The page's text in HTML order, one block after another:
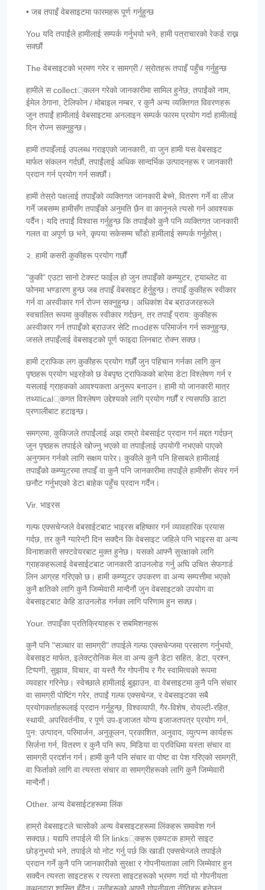
• जब तपाइँ वेबसाइटमा फारमहरू पूर्ण गर्नुहुन्छ
You यदि तपाईंले हामीलाई सम्पर्क गर्नुभयो भने, हामी पत्राचारको रेकर्ड राख्न
सक्छौं
The वेबसाइटको भ्रमण गरेर र सामग्री / स्रोतहरू तपाइँ पहुँच गर्नुहुन्छ
हामीले स collect्कलन गरेको जानकारीमा सामिल हुनेछ; तपाईंको नाम,
ईमेल ठेगाना, टेलिफोन / मोबाइल नम्बर, र कुनै अन्य व्यक्तिगत विवरणहरू
जुन तपाईं हामीलाई वेबसाइटमा अनलाइन सम्पर्क फारम प्रयोग गर्दा हामीलाई
दिन रोज्न सक्नुहुन्छ।
हामी तपाइँलाई उपलब्ध गराइएको जानकारी, वा जुन हामी यस वेबसाइट
मार्फत संकलन गर्दछौं, तपाईंलाई अधिक सान्दर्भिक उत्पादनहरू र जानकारी
प्रदान गर्न प्रयोग गर्न सक्छौं।
हामी तेस्रो पक्षलाई तपाइँको व्यक्तिगत जानकारी बेच्ने, वितरण गर्ने वा लीज
गर्ने जबसम्म हामीसँग तपाइँको अनुमति छैन वा कानूनले त्यसो गर्न आवश्यक
पर्दैन। यदि तपाईं विश्वास गर्नुहुन्छ कि तपाईंको कुनै पनि व्यक्तिगत जानकारी
गलत वा अपूर्ण छ भने, कृपया सकेसम्म चाँडो हामीलाई सम्पर्क गर्नुहोस्।
२. हामी कसरी कुकीहरू प्रयोग गर्छौं
"कुकी" एउटा सानो टेक्स्ट फाईल हो जुन तपाइँको कम्प्युटर, ट्याब्लेट वा
फोनमा भण्डारण हुन्छ जब तपाइँ वेबसाइट हेर्नुहुन्छ। तपाइँ कुकीहरू स्वीकार
गर्न वा अस्वीकार गर्न रोज्न सक्नुहुन्छ। अधिकांश वेब ब्राउजरहरूले
स्वचालित रूपमा कुकीहरू स्वीकार गर्दछन्, तर तपाइँ प्राय: कुकीहरू
अस्वीकार गर्न तपाइँको ब्राउजर सेटि modहरू परिमार्जन गर्न सक्नुहुन्छ,
जसले तपाइँलाई वेबसाइटको पूर्ण फाइदा लिनबाट रोक्न सक्छ।
हामी ट्राफिक लग कुकीहरू प्रयोग गर्छौं जुन पहिचान गर्नका लागि कुन
पृष्ठहरू प्रयोग भइरहेको छ वेबपृष्ठ ट्राफिकको बारेमा डेटा विश्लेषण गर्न र
यसलाई ग्राहकको आवश्यकता अनुरूप बनाउन। हामी यो जानकारी मात्र
तथ्याical्कगत विश्लेषण उद्देश्यको लागि प्रयोग गर्छौं र त्यसपछि डाटा
प्रणालीबाट हटाइन्छ।
समग्रमा, कुकिजले तपाईंलाई अझ राम्रो वेबसाईट प्रदान गर्न मद्दत गर्दछन्
जुन पृष्ठहरू तपाईले खोज्नु भएको वा तपाईंलाई उपयोगी नभएको पाएको
अनुगमन गर्नको लागि सक्षम पारेर। कुकीले कुनै पनि हिसाबले हामीलाई
तपाइँको कम्प्युटरमा तपाइँ वा कुनै पनि जानकारीमा तपाइँले हामीसँग सेयर गर्न
छनौट गर्नुभएको डेटा बाहेक पहुँच प्रदान गर्दैन।
Vir. भाइरस
गल्फ एक्सचेन्जले वेबसाईटबाट भाइरस बहिष्कार गर्न व्यावहारिक प्रयास
गर्दछ, तर कुनै ग्यारेन्टी दिन सक्दैन कि वेबसाइट जहिले पनि भाइरस वा अन्य
विनाशकारी सफ्टवेयरबाट मुक्त हुनेछ। यसको आफ्नै सुरक्षाको लागि
ग्राहकहरूलाई वेबसाईटबाट जानकारी डाउनलोड गर्नु अघि उचित सेफगार्ड
लिन आग्रह गरिएको छ। हामी कम्प्युटर उपकरण वा अन्य सम्पत्तीमा भएको
कुनै क्षतिको लागि कुनै जिम्मेवारी मान्दैनौं जुन वेबसाइटको उपयोग वा
वेबसाइटबाट केहि डाउनलोड गर्नका लागि परिणाम हुन सक्छ।
Your. तपाइँका प्रतिक्रियाहरू र सबमिशनहरू
कुनै पनि "सञ्चार वा सामग्री" तपाईले गल्फ एक्सचेन्जमा प्रसारण गर्नुभयो,
वेबसाइट मार्फत, इलेक्ट्रोनिक मेल वा अन्य कुनै डेटा सहित, डेटा, प्रश्न,
टिप्पणी, सुझाव, विचार, वा यस्तै गैर गोपनीय र गैर स्वामित्वको रूपमा
व्यवहार गरिनेछ। स्वेच्छाले हामीलाई बुझाउन, वा वेबसाइटमा कुनै पनि संचार
वा सामग्री पोष्टिंग गरेर, तपाईं गल्फ एक्सचेन्ज, र वेबसाइटका सबै
प्रयोगकर्ताहरूलाई प्रदान गर्नुहुन्छ, विश्वव्यापी, गैर-विशेष, रोयल्टी-रहित,
स्थायी, अपरिवर्तनीय, र पूर्ण उप-इजाजत योग्य इजाजतपत्र प्रयोग गर्न,
पुन: उत्पादन, परिमार्जन, अनुकूलन, प्रकाशित, अनुवाद, व्युत्पन्न कार्यहरू
सिर्जना गर्न, वितरण र कुनै पनि रूप, मिडिया वा प्रविधिमा यस्ता संचार वा
सामग्री प्रदर्शन गर्न। हामी कुनै पनि संचार वा पोष्ट वा पेश गरिएको सामग्री,
वा फिर्ताको लागि वा त्यस्ता संचार वा सामग्रीहरूको लागि कुनै जिम्मेवारी
मान्दैनौं।
Other. अन्य वेबसाईटहरूमा लिंक
हाम्रो वेबसाइटले चासोको अन्य वेबसाइटहरूमा लिंकहरू समावेश गर्न
सक्दछ। यद्यपि तपाईले यी लि links्कहरू एकपटक हाम्रो साइट
छोड्नुभयो भने, तपाईले यो नोट गर्नु पर्छ कि खाडी एक्सचेन्जले तपाईले
प्रदान गर्ने कुनै पनि जानकारीको सुरक्षा र गोपनीयताका लागि जिम्मेवार हुन
सक्दैन त्यस्ता साइटहरू र त्यस्ता साइटहरूको भ्रमण गर्दा यो गोपनीयता
कथनद्वारा शासित हुँदैन। उनीहरूको आफ्नै गोपनीयता नीतिहरू हुनेछन्,